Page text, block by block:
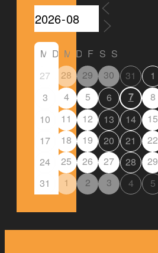
M D M D F S S
27
28 29 30 31 1
3
4 5 6 7 8
10
11 12 13 14 15
17
18 19 20 21 22
24
25 26 27 28 29
31
1 2 3 4 5